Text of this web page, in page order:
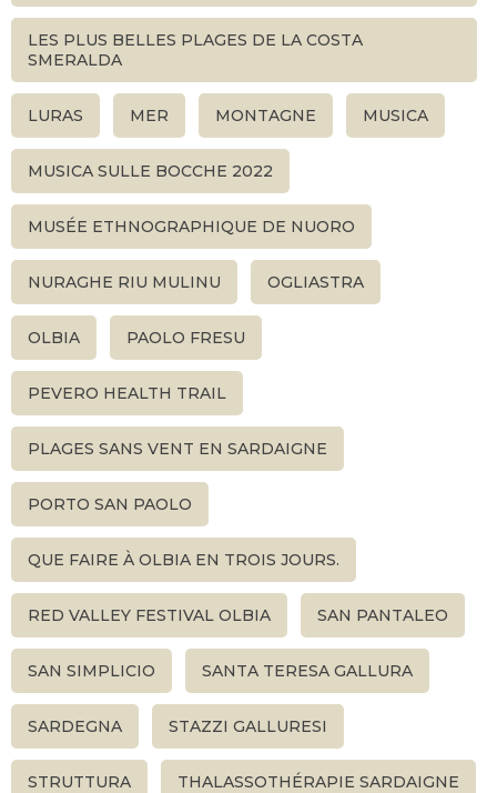
LES PLUS BELLES PLAGES DE LA COSTA
SMERALDA
LURAS MER MONTAGNE MUSICA
MUSICA SULLE BOCCHE 2022
MUSÉE ETHNOGRAPHIQUE DE NUORO
NURAGHE RIU MULINU OGLIASTRA
OLBIA PAOLO FRESU
PEVERO HEALTH TRAIL
PLAGES SANS VENT EN SARDAIGNE
PORTO SAN PAOLO
QUE FAIRE À OLBIA EN TROIS JOURS.
RED VALLEY FESTIVAL OLBIA SAN PANTALEO
SAN SIMPLICIO SANTA TERESA GALLURA
SARDEGNA STAZZI GALLURESI
STRUTTURA THALASSOTHÉRAPIE SARDAIGNE